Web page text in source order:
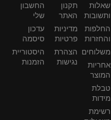
שאלות
ותשובות
החלפות
והחזרות
משלוחים
אחריות
המוצר
טבלת
מידות
רשימת
תקנון
האתר
מדיניות
פרטיות
הצהרת
נגישות
החשבון
שלי
עדכון
סיסמה
היסטוריית
הזמנות